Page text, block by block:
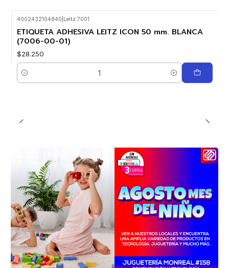
4002432104840 Leitz 7001
ETIQUETA ADHESIVA LEITZ ICON 50 mm. BLANCA
(7006-00-01)
$28.250
Cantidad